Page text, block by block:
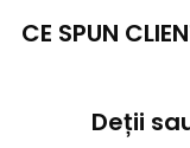
CE SPUN
Deții